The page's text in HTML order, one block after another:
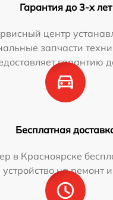
Гарантия до 3-х лет
центр
запчасти
гарантию
Бесплатная
в Красноярске
на ремонт